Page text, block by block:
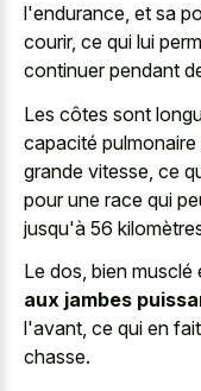
l'endurance, et sa
courir, ce qui lui
continuer pendant
Les côtes sont
capacité
grande vitesse, ce
pour une race qui
jusqu'à 56
Le dos, bien
aux jambes
l'avant, ce qui en
chasse.